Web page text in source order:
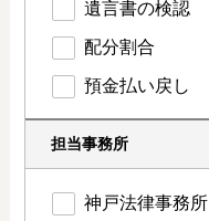
遺言書の検認
配分割合
預金払い戻し
担当事務所
神戸法律事務所